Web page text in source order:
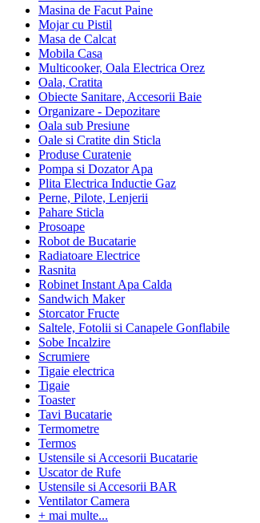
Masina de Facut Paine
Mojar cu Pistil
Masa de Calcat
Mobila Casa
Multicooker, Oala Electrica Orez
Oala, Cratita
Obiecte Sanitare, Accesorii Baie
Organizare - Depozitare
Oala sub Presiune
Oale si Cratite din Sticla
Produse Curatenie
Pompa si Dozator Apa
Plita Electrica Inductie Gaz
Perne, Pilote, Lenjerii
Pahare Sticla
Prosoape
Robot de Bucatarie
Radiatoare Electrice
Rasnita
Robinet Instant Apa Calda
Sandwich Maker
Storcator Fructe
Saltele, Fotolii si Canapele Gonflabile
Sobe Incalzire
Scrumiere
Tigaie electrica
Tigaie
Toaster
Tavi Bucatarie
Termometre
Termos
Ustensile si Accesorii Bucatarie
Uscator de Rufe
Ustensile si Accesorii BAR
Ventilator Camera
+ mai multe...